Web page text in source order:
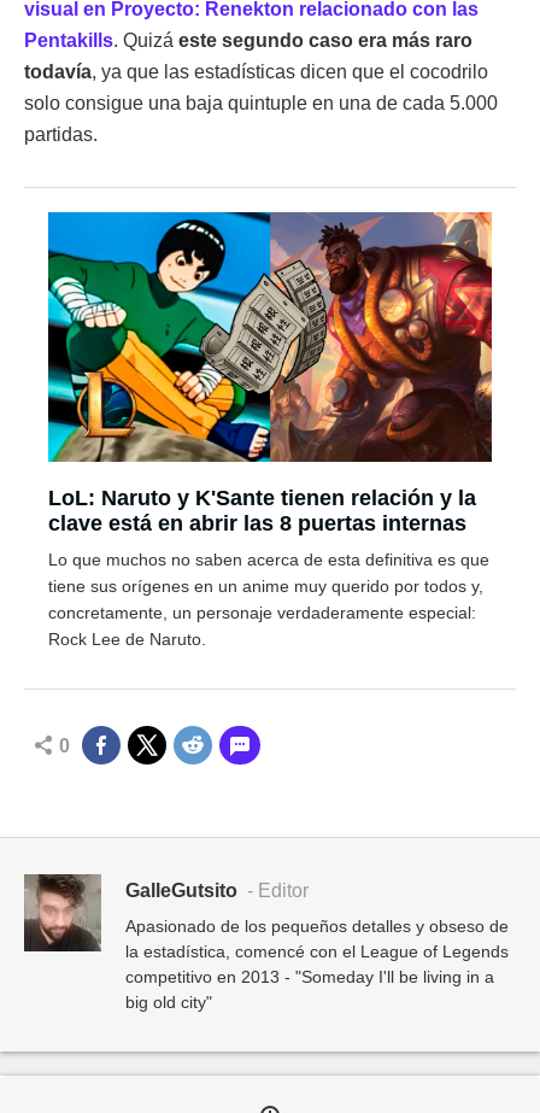
visual en Proyecto: Renekton relacionado con las
Pentakills. Quizá este segundo caso era más raro
todavía, ya que las estadísticas dicen que el cocodrilo
solo consigue una baja quintuple en una de cada 5.000
partidas.
LoL: Naruto y K'Sante tienen relación y la
clave está en abrir las 8 puertas internas
Lo que muchos no saben acerca de esta definitiva es que
tiene sus orígenes en un anime muy querido por todos y,
concretamente, un personaje verdaderamente especial:
Rock Lee de Naruto.
0
GalleGutsito - Editor
Apasionado de los pequeños detalles y obseso de
la estadística, comencé con el League of Legends
competitivo en 2013 - "Someday I'll be living in a
big old city"